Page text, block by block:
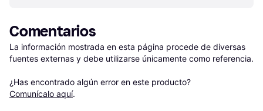
Comentarios
La información mostrada en esta página procede de diversas
fuentes externas y debe utilizarse únicamente como referencia.
¿Has encontrado algún error en este producto?
Comunícalo aquí.